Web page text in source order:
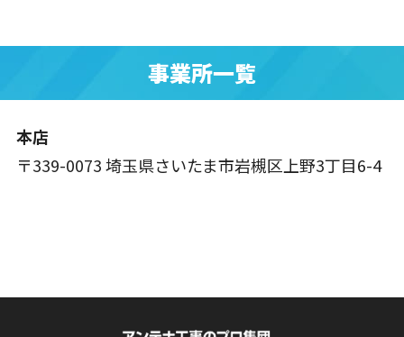
事業所一覧
本店
〒339-0073 埼玉県さいたま市岩槻区上野3丁目6-4